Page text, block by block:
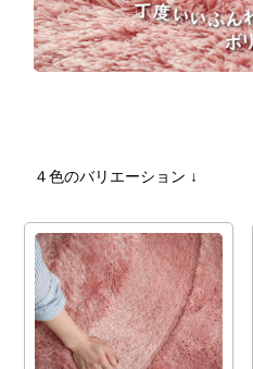
４色のバリエーション ↓